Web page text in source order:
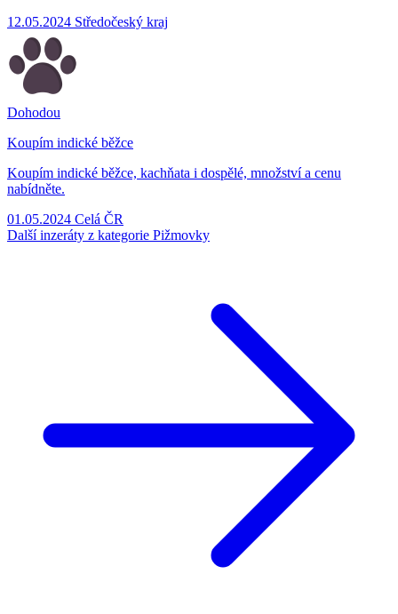
12.05.2024 Středočeský kraj
Dohodou
Koupím indické běžce
Koupím indické běžce, kachňata i dospělé, množství a cenu
nabídněte.
01.05.2024 Celá ČR
Další inzeráty z kategorie Pižmovky